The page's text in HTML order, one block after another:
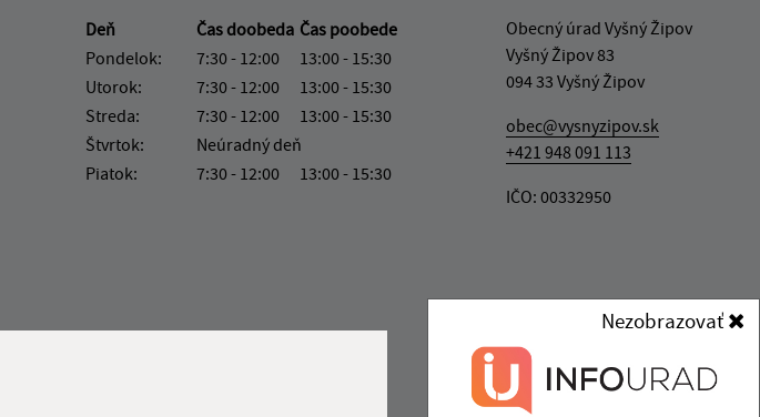
Nezobrazovať
Deň Čas doobeda Čas poobede
Pondelok:
7:30 - 12:00
13:00 - 15:30
Utorok:
7:30 - 12:00
13:00 - 15:30
Streda:
7:30 - 12:00
13:00 - 15:30
Štvrtok:
Neúradný deň
Piatok:
7:30 - 12:00 13:00 - 15:30
Obecný úrad Vyšný Žipov
Vyšný Žipov 83
094 33 Vyšný Žipov
obec@vysnyzipov.sk
+421 948 091 113
IČO: 00332950